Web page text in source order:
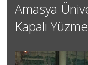
Amasya
Kapalı